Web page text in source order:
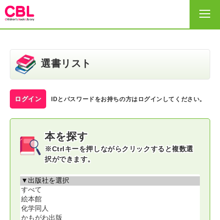
選書リスト
サイトの利用の仕方
ヘルプ
お問い合わせ
選書リスト
ログイン IDとパスワードをお持ちの方はログインしてください。
本を探す
※Ctrlキーを押しながらクリックすると複数選
択ができます。